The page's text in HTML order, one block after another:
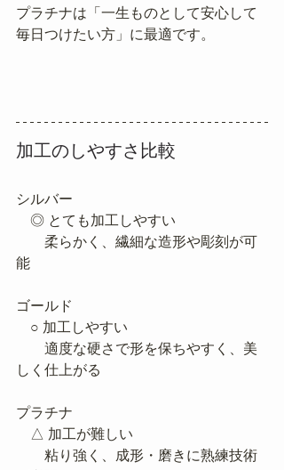
プラチナは「一生ものとして安心して
毎日つけたい方」に最適です。
加工のしやすさ比較
柔らかく、繊細な造形や彫刻が可
能
適度な硬さで形を保ちやすく、美
しく仕上がる
粘り強く、成形・磨きに熟練技術